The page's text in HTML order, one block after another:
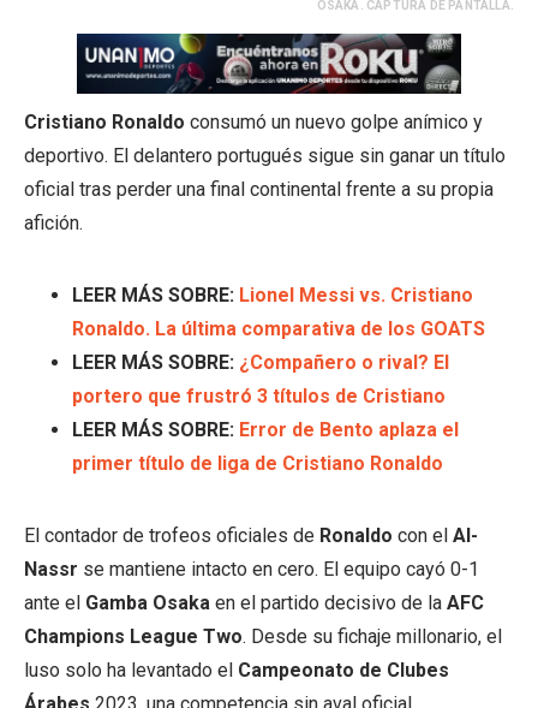
OSAKA. CAPTURA DE PANTALLA.
Cristiano Ronaldo consumó un nuevo golpe anímico y
deportivo. El delantero portugués sigue sin ganar un título
oficial tras perder una final continental frente a su propia
afición.
LEER MÁS SOBRE: Lionel Messi vs. Cristiano
Ronaldo. La última comparativa de los GOATS
LEER MÁS SOBRE: ¿Compañero o rival? El
portero que frustró 3 títulos de Cristiano
LEER MÁS SOBRE: Error de Bento aplaza el
primer título de liga de Cristiano Ronaldo
El contador de trofeos oficiales de Ronaldo con el Al-
Nassr se mantiene intacto en cero. El equipo cayó 0-1
ante el Gamba Osaka en el partido decisivo de la AFC
Champions League Two. Desde su fichaje millonario, el
luso solo ha levantado el Campeonato de Clubes